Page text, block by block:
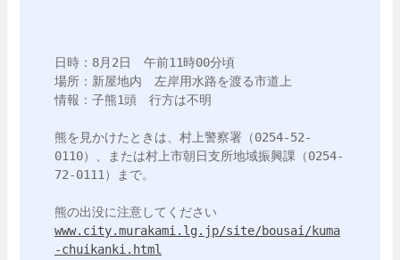
日時：8月2日　午前11時00分頃
場所：新屋地内　左岸用水路を渡る市道上
情報：子熊1頭　行方は不明
熊を見かけたときは、村上警察署（0254-52-
0110）、または村上市朝日支所地域振興課（0254-
72-0111）まで。
www.city.murakami.lg.jp/site/bousai/kuma
-chuikanki.html